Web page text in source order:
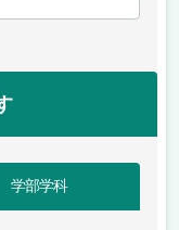
学部学科